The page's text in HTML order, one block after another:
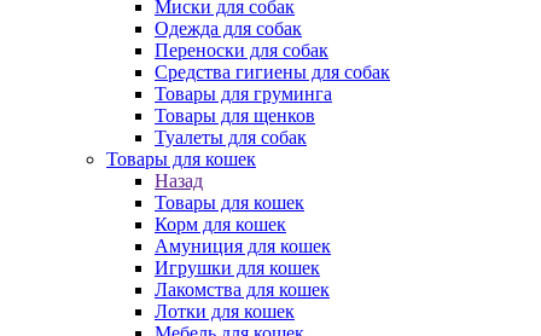
Миски для собак
Одежда для собак
Переноски для собак
Средства гигиены для собак
Товары для груминга
Товары для щенков
Туалеты для собак
Товары для кошек
Назад
Товары для кошек
Корм для кошек
Амуниция для кошек
Игрушки для кошек
Лакомства для кошек
Лотки для кошек